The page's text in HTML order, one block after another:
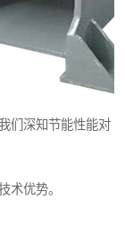
们深知节能性能对
术优势。